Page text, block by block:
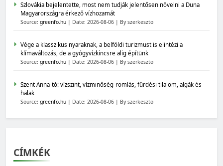
Szlovákia bejelentette, most nem tudják jelentősen növelni a Duna
Magyarországra érkező vízhozamát
Source: greenfo.hu Date: 2026-08-06 By szerkeszto
Vége a klasszikus nyaraknak, a belföldi turizmust is elintézi a
klímaváltozás, de a gyógyvízkincsre alig építünk
Source: greenfo.hu Date: 2026-08-06 By szerkeszto
Szent Anna-tó: vízszint, vízminőség-romlás, fürdési tilalom, algák és
halak
Source: greenfo.hu Date: 2026-08-06 By szerkeszto
CÍMKÉK